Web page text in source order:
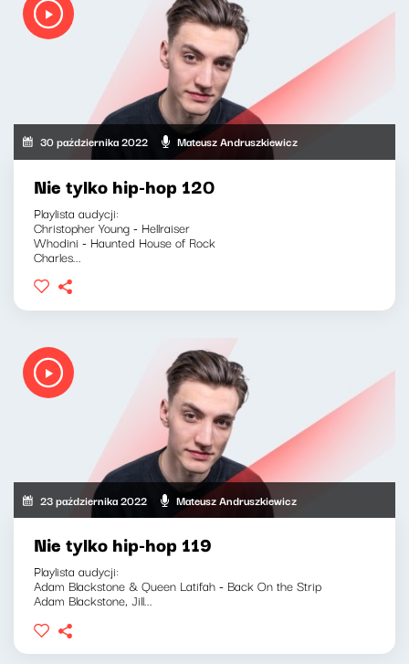
30 października 2022 Mateusz Andruszkiewicz
Nie tylko hip-hop 120
Playlista audycji:
Christopher Young - Hellraiser
Whodini - Haunted House of Rock
Charles...
23 października 2022 Mateusz Andruszkiewicz
Nie tylko hip-hop 119
Playlista audycji:
Adam Blackstone & Queen Latifah - Back On the Strip
Adam Blackstone, Jill...